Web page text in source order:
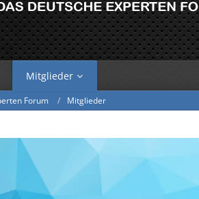
Mitglieder
Forum Mitglieder